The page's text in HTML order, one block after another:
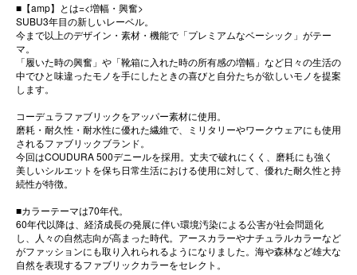
■【amp】とは=<増幅・興奮>
SUBU3年目の新しいレーベル。
今まで以上のデザイン・素材・機能で「プレミアムなベーシック」がテー
マ。
「履いた時の興奮」や「靴箱に入れた時の所有感の増幅」など日々の生活の
中でひと味違ったモノを手にしたときの喜びと自分たちが欲しいモノを提案
します。
コーデュラファブリックをアッパー素材に使用。
磨耗・耐久性・耐水性に優れた繊維で、ミリタリーやワークウェアにも使用
されるファブリックブランド。
今回はCOUDURA 500デニールを採用。丈夫で破れにくく、磨耗にも強く
美しいシルエットを保ち日常生活における使用に対して、優れた耐久性と持
続性が特徴。
■カラーテーマは70年代。
60年代以降は、経済成長の発展に伴い環境汚染による公害が社会問題化
し、人々の自然志向が高まった時代。アースカラーやナチュラルカラーなど
がファッションにも取り入れられるようになりました。海や森林など雄大な
自然を表現するファブリックカラーをセレクト。